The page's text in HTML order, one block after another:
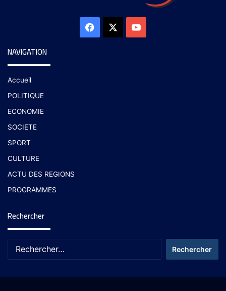
NAVIGATION
Accueil
POLITIQUE
ECONOMIE
SOCIETE
SPORT
CULTURE
ACTU DES REGIONS
PROGRAMMES
Rechercher